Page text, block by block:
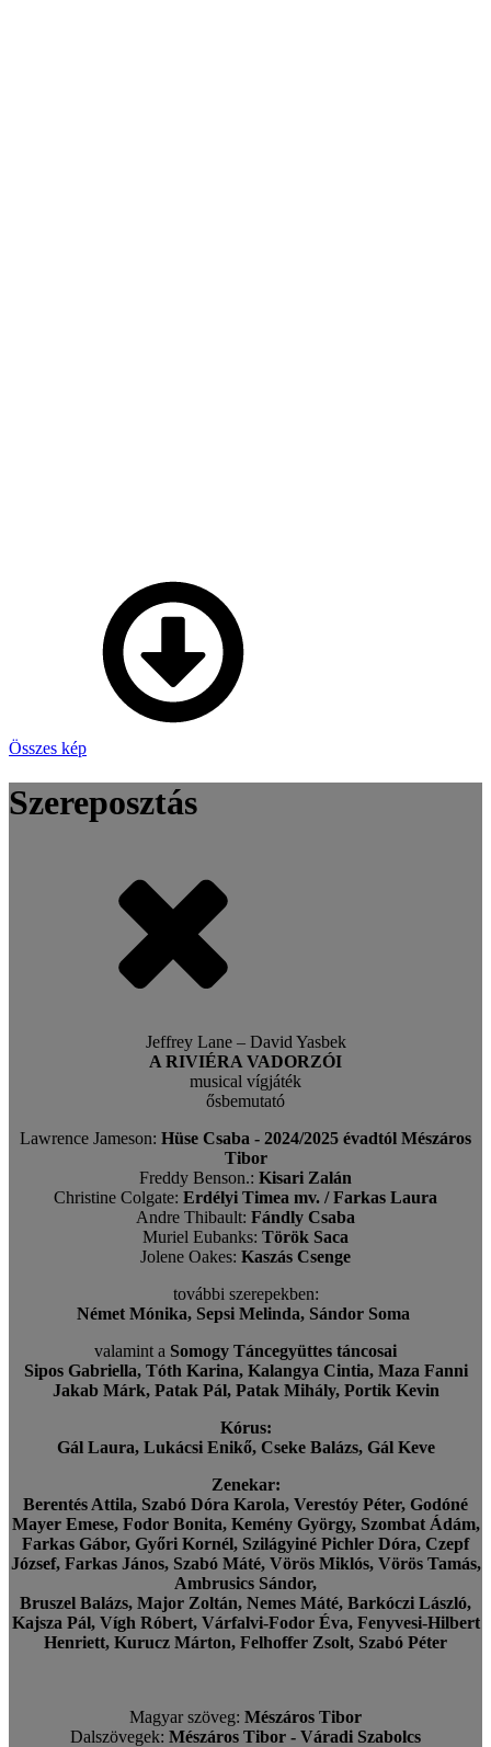
Összes kép
Szereposztás
Jeffrey Lane – David Yasbek
A RIVIÉRA VADORZÓI
musical vígjáték
ősbemutató
Lawrence Jameson: Hüse Csaba - 2024/2025 évadtól Mészáros
Tibor
Freddy Benson.: Kisari Zalán
Christine Colgate: Erdélyi Timea mv. / Farkas Laura
Andre Thibault: Fándly Csaba
Muriel Eubanks: Török Saca
Jolene Oakes: Kaszás Csenge
további szerepekben:
Német Mónika, Sepsi Melinda, Sándor Soma
valamint a Somogy Táncegyüttes táncosai
Sipos Gabriella, Tóth Karina, Kalangya Cintia, Maza Fanni
Jakab Márk, Patak Pál, Patak Mihály, Portik Kevin
Kórus:
Gál Laura, Lukácsi Enikő, Cseke Balázs, Gál Keve
Zenekar:
Berentés Attila, Szabó Dóra Karola, Verestóy Péter, Godóné
Mayer Emese, Fodor Bonita, Kemény György, Szombat Ádám,
Farkas Gábor, Győri Kornél, Szilágyiné Pichler Dóra, Czepf
József, Farkas János, Szabó Máté, Vörös Miklós, Vörös Tamás,
Ambrusics Sándor,
Bruszel Balázs, Major Zoltán, Nemes Máté, Barkóczi László,
Kajsza Pál, Vígh Róbert, Várfalvi-Fodor Éva, Fenyvesi-Hilbert
Henriett, Kurucz Márton, Felhoffer Zsolt, Szabó Péter
Magyar szöveg: Mészáros Tibor
Dalszövegek: Mészáros Tibor - Váradi Szabolcs